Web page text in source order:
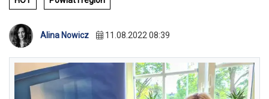
Alina Nowicz 11.08.2022 08:39